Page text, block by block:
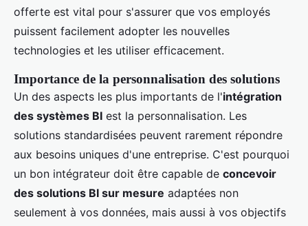
offerte est vital pour s'assurer que vos employés
puissent facilement adopter les nouvelles
technologies et les utiliser efficacement.
Importance de la personnalisation des solutions
Un des aspects les plus importants de l'intégration
des systèmes BI est la personnalisation. Les
solutions standardisées peuvent rarement répondre
aux besoins uniques d'une entreprise. C'est pourquoi
un bon intégrateur doit être capable de concevoir
des solutions BI sur mesure adaptées non
seulement à vos données, mais aussi à vos objectifs